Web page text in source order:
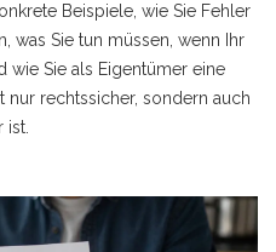
Beispiele, wie Sie Fehler
was Sie tun müssen, wenn Ihr
wie Sie als Eigentümer eine
rechtssicher, sondern auch
ist.